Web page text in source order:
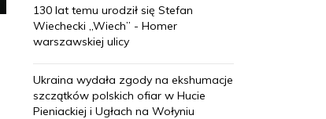
130 lat temu urodził się Stefan
Wiechecki „Wiech” - Homer
warszawskiej ulicy
Ukraina wydała zgody na ekshumacje
szczątków polskich ofiar w Hucie
Pieniackiej i Ugłach na Wołyniu